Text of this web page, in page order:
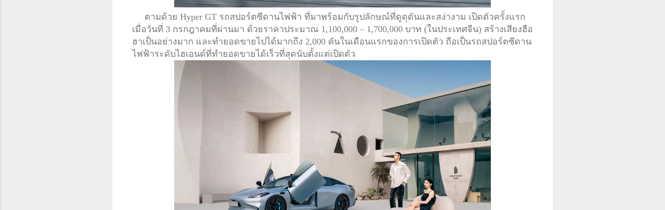
ตามด้วย Hyper GT รถสปอร์ตซีดานไฟฟ้า ที่มาพร้อมกับรูปลักษณ์ที่ดูดุดันและสง่างาม เปิดตัวครั้งแรก
เมื่อวันที่ 3 กรกฎาคมที่ผ่านมา ด้วยราคาประมาณ 1,100,000 – 1,700,000 บาท (ในประเทศจีน) สร้างเสียงฮือ
ฮาเป็นอย่างมาก และทำยอดขายไปได้มากถึง 2,000 คันในเดือนแรกของการเปิดตัว ถือเป็นรถสปอร์ตซีดาน
ไฟฟ้าระดับไฮเอนด์ที่ทำยอดขายได้เร็วที่สุดนับตั้งแต่เปิดตัว